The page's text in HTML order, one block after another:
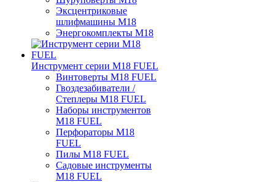
Эксцентриковые
шлифмашины M18
Энергокомплекты M18
Инструмент серии M18 FUEL
Винтоверты M18 FUEL
Гвоздезабиватели /
Степлеры M18 FUEL
Наборы инструментов
M18 FUEL
Перфораторы M18
FUEL
Пилы M18 FUEL
Садовые инструменты
M18 FUEL